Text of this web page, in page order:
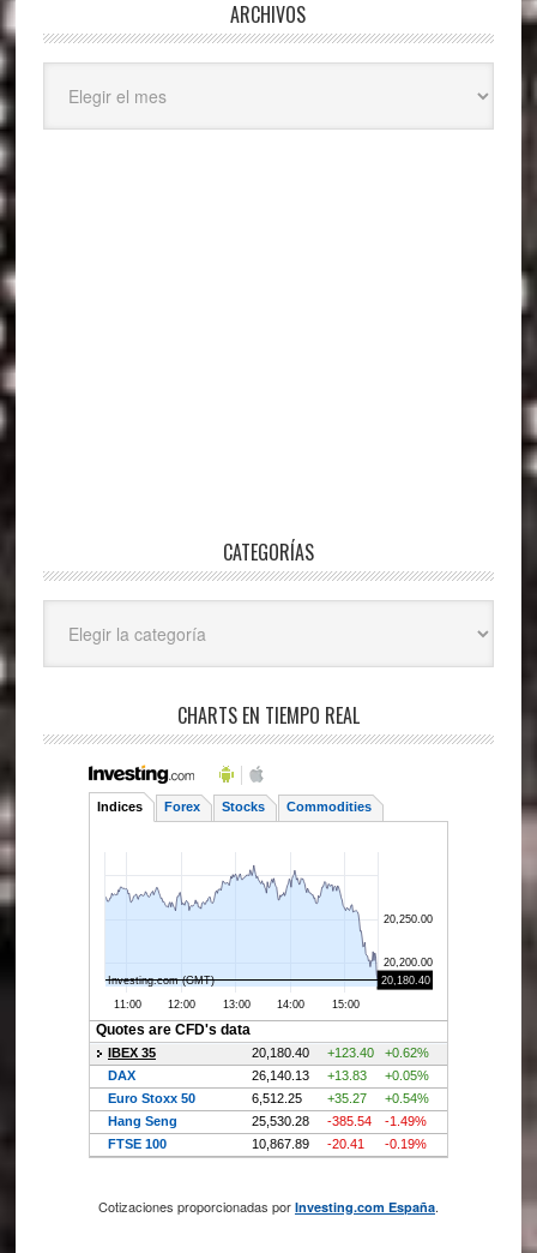
ARCHIVOS
CATEGORÍAS
CHARTS EN TIEMPO REAL
Cotizaciones proporcionadas por Investing.com España.